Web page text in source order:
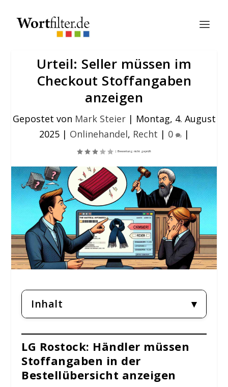
Urteil: Seller müssen im
Checkout Stoffangaben
anzeigen
Gepostet von Mark Steier| Montag, 4. August
2025| Onlinehandel, Recht | 0 |
Inhalt
LG Rostock: Händler müssen
Stoffangaben in der
Bestellübersicht anzeigen